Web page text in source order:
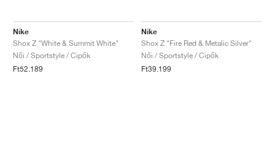
Nike
Shox Z "White & Summit White"
Női / Sportstyle / Cipők
Ft52.189
Nike
Shox Z "Fire Red & Metalic Silver"
Női / Sportstyle / Cipők
Ft39.199